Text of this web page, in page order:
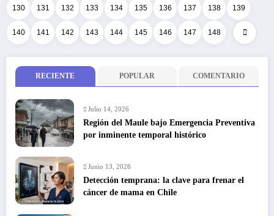
130 131 132 133 134 135 136 137 138 139
140 141 142 143 144 145 146 147 148
RECIENTE POPULAR COMENTARIO
Julio 14, 2026
Región del Maule bajo Emergencia Preventiva
por inminente temporal histórico
Junio 13, 2026
Detección temprana: la clave para frenar el
cáncer de mama en Chile